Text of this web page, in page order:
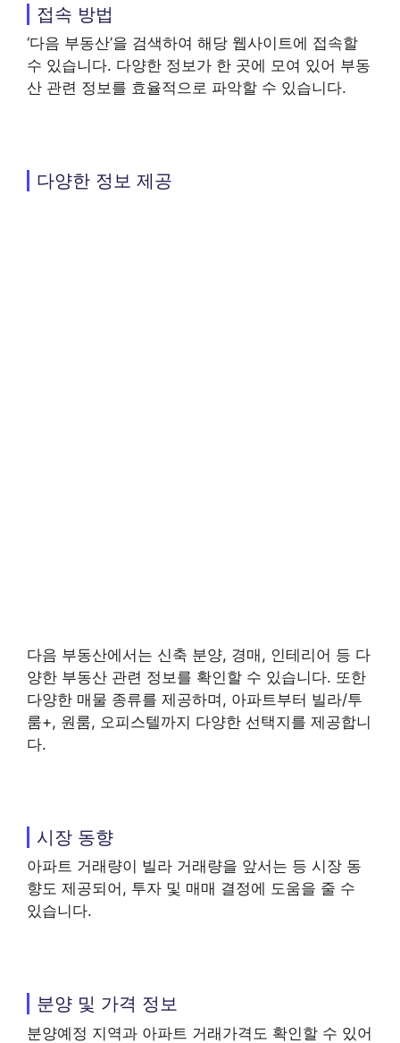
접속 방법
‘다음 부동산’을 검색하여 해당 웹사이트에 접속할
수 있습니다. 다양한 정보가 한 곳에 모여 있어 부동
산 관련 정보를 효율적으로 파악할 수 있습니다.
다양한 정보 제공
다음 부동산에서는 신축 분양, 경매, 인테리어 등 다
양한 부동산 관련 정보를 확인할 수 있습니다. 또한
다양한 매물 종류를 제공하며, 아파트부터 빌라/투
룸+, 원룸, 오피스텔까지 다양한 선택지를 제공합니
다.
시장 동향
아파트 거래량이 빌라 거래량을 앞서는 등 시장 동
향도 제공되어, 투자 및 매매 결정에 도움을 줄 수
있습니다.
분양 및 가격 정보
분양예정 지역과 아파트 거래가격도 확인할 수 있어